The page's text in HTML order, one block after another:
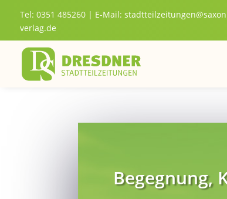
Tel: 0351 485260 | E-Mail:
verlag.de
Begegnung,